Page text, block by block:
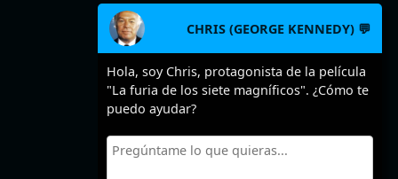
CHRIS (GEORGE KENNEDY) 💬
Hola, soy Chris, protagonista de la película
"La furia de los siete magníficos". ¿Cómo te
puedo ayudar?